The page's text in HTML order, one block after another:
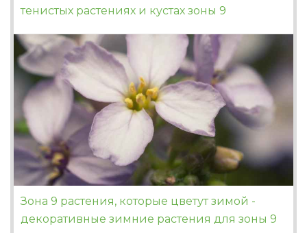
тенистых растениях и кустах зоны 9
Зона 9 растения, которые цветут зимой -
декоративные зимние растения для зоны 9